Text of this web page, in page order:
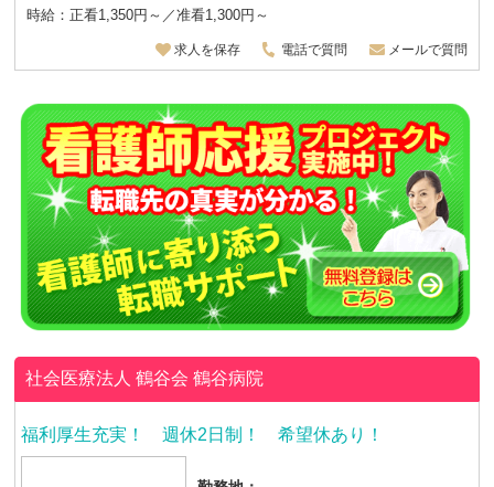
時給：正看1,350円～／准看1,300円～
求人を保存 電話で質問 メールで質問
社会医療法人 鶴谷会鶴谷病院
福利厚生充実！ 週休2日制！ 希望休あり！